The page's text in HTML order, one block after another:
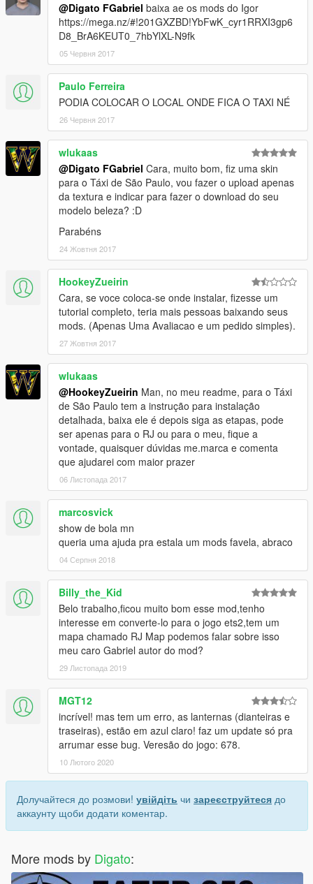
@Digato FGabriel baixa ae os mods do Igor
https://mega.nz/#!201GXZBD!YbFwK_cyr1RRXI3gp6
D8_BrA6KEUT0_7hbYlXL-N9fk
05 Червня 2017
Paulo Ferreira
PODIA COLOCAR O LOCAL ONDE FICA O TAXI NÉ
26 Червня 2017
wlukaas
@Digato FGabriel Cara, muito bom, fiz uma skin
para o Táxi de São Paulo, vou fazer o upload apenas
da textura e indicar para fazer o download do seu
modelo beleza? :D
Parabéns
24 Жовтня 2017
HookeyZueirin
Cara, se voce coloca-se onde instalar, fizesse um
tutorial completo, teria mais pessoas baixando seus
mods. (Apenas Uma Avaliacao e um pedido simples).
27 Жовтня 2017
wlukaas
@HookeyZueirin Man, no meu readme, para o Táxi
de São Paulo tem a instrução para instalação
detalhada, baixa ele é depois siga as etapas, pode
ser apenas para o RJ ou para o meu, fique a
vontade, quaisquer dúvidas me.marca e comenta
que ajudarei com maior prazer
06 Листопада 2017
marcosvick
show de bola mn
queria uma ajuda pra estala um mods favela, abraco
04 Серпня 2018
Billy_the_Kid
Belo trabalho,ficou muito bom esse mod,tenho
interesse em converte-lo para o jogo ets2,tem um
mapa chamado RJ Map podemos falar sobre isso
meu caro Gabriel autor do mod?
29 Листопада 2019
MGT12
incrível! mas tem um erro, as lanternas (dianteiras e
traseiras), estão em azul claro! faz um update só pra
arrumar esse bug. Veresão do jogo: 678.
10 Лютого 2020
Долучайтеся до розмови! увійдіть чи зареєструйтеся до
аккаунту щоби додати коментар.
More mods by Digato: